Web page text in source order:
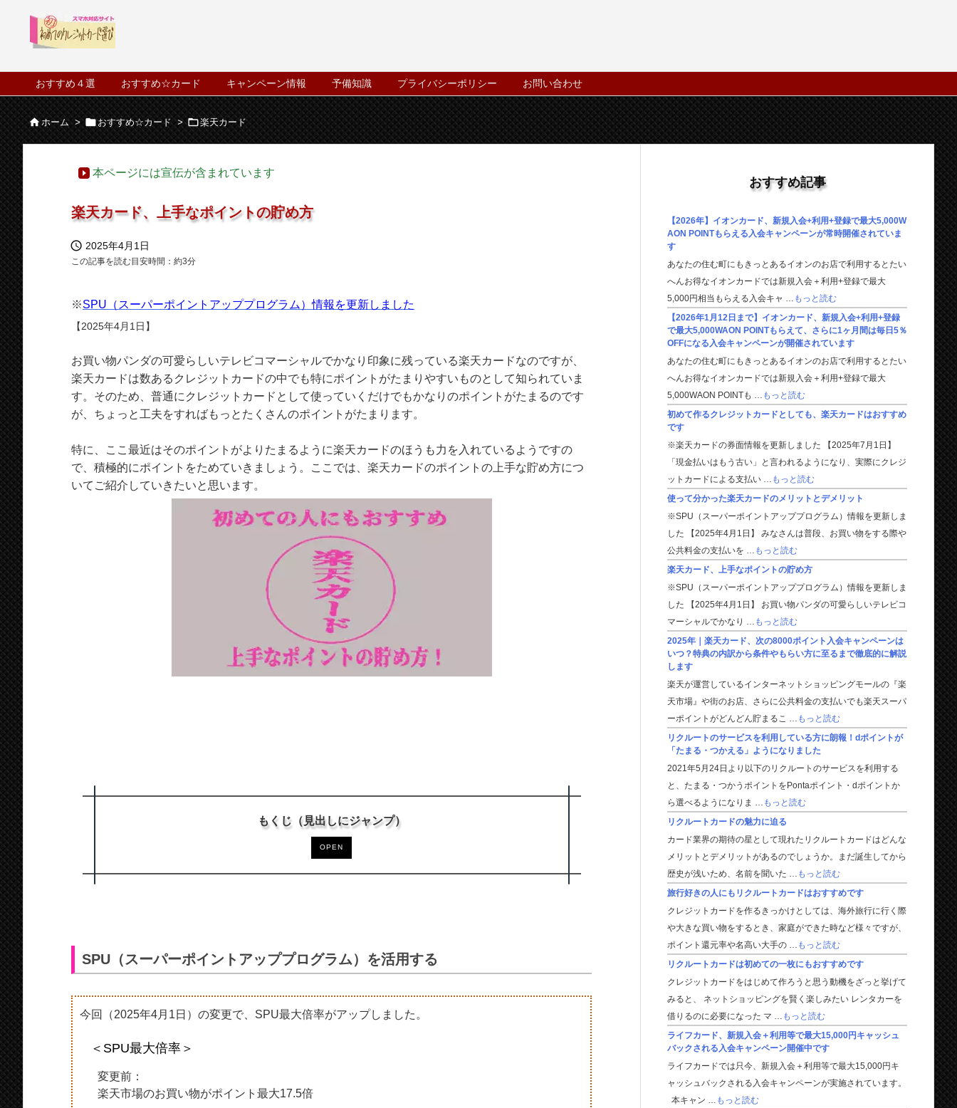
おすすめ４選 おすすめ☆カード キャンペーン情報 予備知識 プライバシーポリシー お問い合わせ
ホーム > おすすめ☆カード > 楽天カード
本ページには宣伝が含まれています
楽天カード、上手なポイントの貯め方
 2025年4月1日
この記事を読む目安時間：約3分
※SPU（スーパーポイントアッププログラム）情報を更新しました
【2025年4月1日】
お買い物パンダの可愛らしいテレビコマーシャルでかなり印象に残っている楽天カードなのですが、
楽天カードは数あるクレジットカードの中でも特にポイントがたまりやすいものとして知られていま
す。そのため、普通にクレジットカードとして使っていくだけでもかなりのポイントがたまるのです
が、ちょっと工夫をすればもっとたくさんのポイントがたまります。
特に、ここ最近はそのポイントがよりたまるように楽天カードのほうも力を入れているようですの
で、積極的にポイントをためていきましょう。ここでは、楽天カードのポイントの上手な貯め方につ
いてご紹介していきたいと思います。
OPEN
もくじ（見出しにジャンプ）
SPU（スーパーポイントアッププログラム）を活用する
今回（2025年4月1日）の変更で、SPU最大倍率がアップしました。
＜SPU最大倍率＞
変更前：
楽天市場のお買い物がポイント最大17.5倍
おすすめ記事
【2026年】イオンカード、新規入会+利用+登録で最大5,000W
AON POINTもらえる入会キャンペーンが常時開催されていま
す
あなたの住む町にもきっとあるイオンのお店で利用するとたい
へんお得なイオンカードでは新規入会＋利用+登録で最大
5,000円相当もらえる入会キャ …
もっと読む
【2026年1月12日まで】イオンカード、新規入会+利用+登録
で最大5,000WAON POINTもらえて、さらに1ヶ月間は毎日5％
OFFになる入会キャンペーンが開催されています
あなたの住む町にもきっとあるイオンのお店で利用するとたい
へんお得なイオンカードでは新規入会＋利用+登録で最大
5,000WAON POINTも …
もっと読む
初めて作るクレジットカードとしても、楽天カードはおすすめ
です
※楽天カードの券面情報を更新しました 【2025年7月1日】
「現金払いはもう古い」と言われるようになり、実際にクレジ
ットカードによる支払い …
もっと読む
使って分かった楽天カードのメリットとデメリット
※SPU（スーパーポイントアッププログラム）情報を更新しま
した 【2025年4月1日】 みなさんは普段、お買い物をする際や
公共料金の支払いを …
もっと読む
楽天カード、上手なポイントの貯め方
※SPU（スーパーポイントアッププログラム）情報を更新しま
した 【2025年4月1日】 お買い物パンダの可愛らしいテレビコ
マーシャルでかなり …
もっと読む
2025年｜楽天カード、次の8000ポイント入会キャンペーンは
いつ？特典の内訳から条件やもらい方に至るまで徹底的に解説
します
楽天が運営しているインターネットショッピングモールの『楽
天市場』や街のお店、さらに公共料金の支払いでも楽天スーパ
ーポイントがどんどん貯まるこ …
もっと読む
リクルートのサービスを利用している方に朗報！dポイントが
「たまる・つかえる」ようになりました
2021年5月24日より以下のリクルートのサービスを利用する
と、たまる・つかうポイントをPontaポイント・dポイントか
ら選べるようになりま …
もっと読む
リクルートカードの魅力に迫る
カード業界の期待の星として現れたリクルートカードはどんな
メリットとデメリットがあるのでしょうか。まだ誕生してから
歴史が浅いため、名前を聞いた …
もっと読む
旅行好きの人にもリクルートカードはおすすめです
クレジットカードを作るきっかけとしては、海外旅行に行く際
や大きな買い物をするとき、家庭ができた時など様々ですが、
ポイント還元率や名高い大手の …
もっと読む
リクルートカードは初めての一枚にもおすすめです
クレジットカードをはじめて作ろうと思う動機をざっと挙げて
みると、 ネットショッピングを賢く楽しみたい レンタカーを
借りるのに必要になった マ …
もっと読む
ライフカード、新規入会＋利用等で最大15,000円キャッシュ
バックされる入会キャンペーン開催中です
ライフカードでは只今、新規入会＋利用等で最大15,000円キ
ャッシュバックされる入会キャンペーンが実施されています。
本キャン …
もっと読む